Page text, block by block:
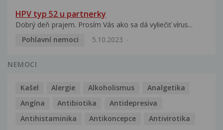
HPV typ 52 u partnerky
Dobrý deň prajem. Prosím Vás ako sa dá vyliečiť vírus...
Pohlavní nemoci
5.10.2023
NEMOCI
Kašel Alergie Alkoholismus
Analgetika
Angína
Antibiotika
Antidepresiva
Antihistaminika
Antikoncepce Antivirotika